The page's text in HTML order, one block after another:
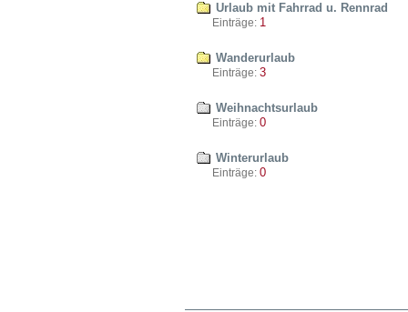
Urlaub mit Fahrrad u. Rennrad
Einträge: 1
Wanderurlaub
Einträge: 3
Weihnachtsurlaub
Einträge: 0
Winterurlaub
Einträge: 0